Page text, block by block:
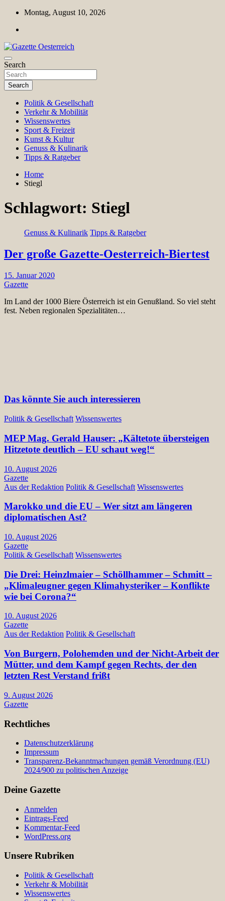
Skip
content
Montag, August 10, 2026
Gazette Oesterreich
Magazin für Freizeit, Politik, Kultur & Wissenschaft
Search
Search
Politik & Gesellschaft
Verkehr & Mobilität
Wissenswertes
Sport & Freizeit
Kunst & Kultur
Genuss & Kulinarik
Tipps & Ratgeber
Home
Stiegl
Schlagwort: Stiegl
Genuss & Kulinarik Tipps & Ratgeber
Der große Gazette-Oesterreich-Biertest
15. Januar 2020
Gazette
Im Land der 1000 Biere Österreich ist ein Genußland. So viel steht
fest. Neben regionalen Spezialitäten…
Das könnte Sie auch interessieren
Politik & Gesellschaft Wissenswertes
MEP Mag. Gerald Hauser: „Kältetote übersteigen
Hitzetote deutlich – EU schaut weg!“
10. August 2026
Gazette
Aus der Redaktion Politik & Gesellschaft Wissenswertes
Marokko und die EU – Wer sitzt am längeren
diplomatischen Ast?
10. August 2026
Gazette
Politik & Gesellschaft Wissenswertes
Die Drei: Heinzlmaier – Schöllhammer – Schmitt –
„Klimaleugner gegen Klimahysteriker – Konflikte
wie bei Corona?“
10. August 2026
Gazette
Aus der Redaktion Politik & Gesellschaft
Von Burgern, Polohemden und der Nicht-Arbeit der
Mütter, und dem Kampf gegen Rechts, der den
letzten Rest Verstand frißt
9. August 2026
Gazette
Rechtliches
Datenschutzerklärung
Impressum
Transparenz-Bekanntmachungen gemäß Verordnung (EU)
2024/900 zu politischen Anzeige
Deine Gazette
Anmelden
Eintrags-Feed
Kommentar-Feed
WordPress.org
Unsere Rubriken
Politik & Gesellschaft
Verkehr & Mobilität
Wissenswertes